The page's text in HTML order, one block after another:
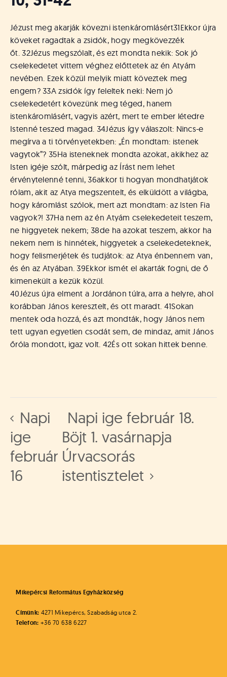
Jézust meg akarják kövezni istenkáromlásért31Ekkor újra
köveket ragadtak a zsidók, hogy megkövezzék
őt. 32Jézus megszólalt, és ezt mondta nekik: Sok jó
cselekedetet vittem véghez előttetek az én Atyám
nevében. Ezek közül melyik miatt köveztek meg
engem? 33A zsidók így feleltek neki: Nem jó
cselekedetért kövezünk meg téged, hanem
istenkáromlásért, vagyis azért, mert te ember létedre
Istenné teszed magad. 34Jézus így válaszolt: Nincs-e
megírva a ti törvényetekben: „Én mondtam: istenek
vagytok”? 35Ha isteneknek mondta azokat, akikhez az
Isten igéje szólt, márpedig az Írást nem lehet
érvénytelenné tenni, 36akkor ti hogyan mondhatjátok
rólam, akit az Atya megszentelt, és elküldött a világba,
hogy káromlást szólok, mert azt mondtam: az Isten Fia
vagyok?! 37Ha nem az én Atyám cselekedeteit teszem,
ne higgyetek nekem; 38de ha azokat teszem, akkor ha
nekem nem is hinnétek, higgyetek a cselekedeteknek,
hogy felismerjétek és tudjátok: az Atya énbennem van,
és én az Atyában. 39Ekkor ismét el akarták fogni, de ő
kimenekült a kezük közül.
40Jézus újra elment a Jordánon túlra, arra a helyre, ahol
korábban János keresztelt, és ott maradt. 41Sokan
mentek oda hozzá, és azt mondták, hogy János nem
tett ugyan egyetlen csodát sem, de mindaz, amit János
őróla mondott, igaz volt. 42És ott sokan hittek benne.
Napi
ige
február
16
Napi ige február 18.
Böjt 1. vasárnapja
Úrvacsorás
istentisztelet
Mikepércsi Református Egyházközség
Címünk: 4271 Mikepércs, Szabadság utca 2.
Telefon: +36 70 638 6227